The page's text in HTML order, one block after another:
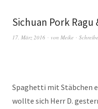
Sichuan Pork Ragu
17. März 2016 von Meike
Spaghetti mit Stäbchen
wollte sich Herr D.